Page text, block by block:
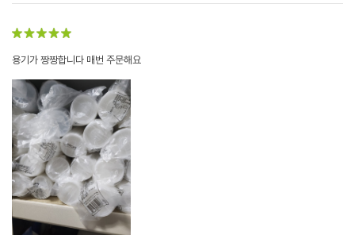
용기가 짱짱합니다 매번 주문해요